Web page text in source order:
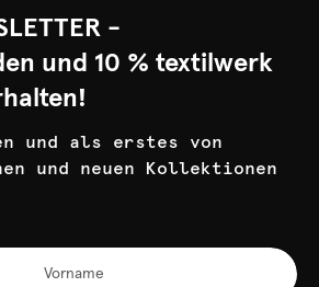
-
und 10 % textilwerk
und als erstes von
und neuen Kollektionen